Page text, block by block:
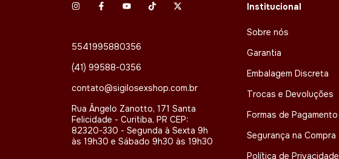
5541995880356
(41) 99588-0356
contato@sigilosexshop.com.br
Rua Ângelo Zanotto, 171 Santa
Felicidade - Curitiba, PR CEP:
82320-330 - Segunda à Sexta 9h
às 19h30 e Sábado 9h30 às 19h30
Institucional
Sobre nós
Garantia
Embalagem Discreta
Trocas e Devoluções
Formas de Pagamento
Segurança na Compra
Política de Privacidade